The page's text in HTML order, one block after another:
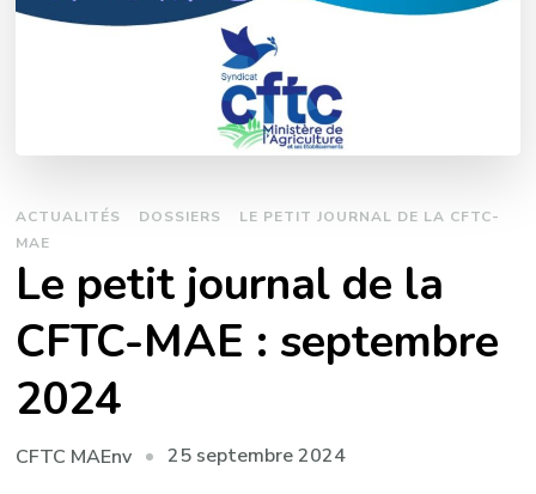
ACTUALITÉS DOSSIERS
LE PETIT JOURNAL DE LA CFTC-
MAE
Le petit journal de la
CFTC-MAE : septembre
2024
CFTC MAEnv 25 septembre 2024